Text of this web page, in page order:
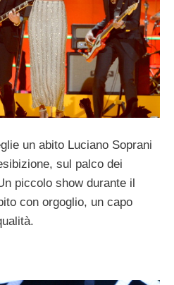
un abito Luciano Soprani
sul palco dei
piccolo show durante il
con orgoglio, un capo